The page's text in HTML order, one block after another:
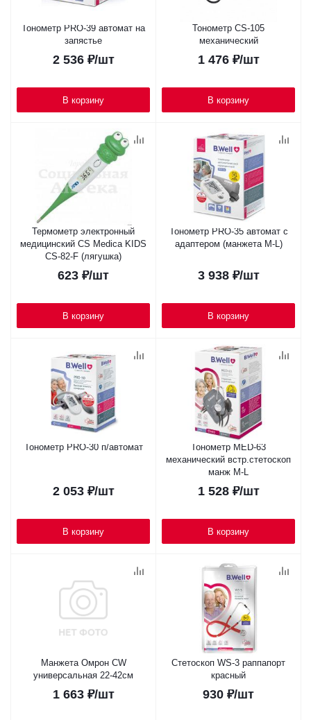
Тонометр PRO-39 автомат на
запястье
2 536₽/шт
В корзину
Тонометр CS-105
механический
1 476₽/шт
В корзину
Термометр электронный
медицинский CS Medica KIDS
CS-82-F (лягушка)
623 ₽/шт
В корзину
Тонометр PRO-35 автомат с
адаптером (манжета M-L)
3 938₽/шт
В корзину
Тонометр PRO-30 п/автомат
2 053₽/шт
В корзину
Тонометр MED-63
механический встр.стетоскоп
манж M-L
1 528₽/шт
В корзину
Манжета Омрон CW
универсальная 22-42см
1 663₽/шт
Стетоскоп WS-3 раппапорт
красный
930 ₽/шт